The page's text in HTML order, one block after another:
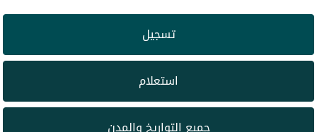
تسجيل
استعلام
جميع التواريخ والمدن